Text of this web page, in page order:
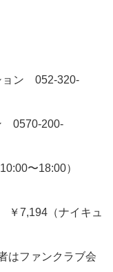
ョン 052-320-
0570-200-
〜18:00）
7,194（ナイキュ
はファンクラブ会